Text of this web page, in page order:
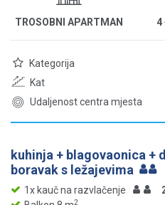
TROSOBNI APARTMAN 4
Kategorija
Kat
Udaljenost centra mjesta
kuhinja + blagovaonica +
boravak s ležajevima
1x kauč na razvlačenje
2